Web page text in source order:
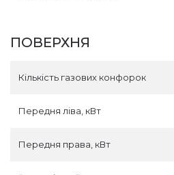
ПОВЕРХНЯ
Кількість газових конфорок
Передня ліва, кВт
Передня права, кВт